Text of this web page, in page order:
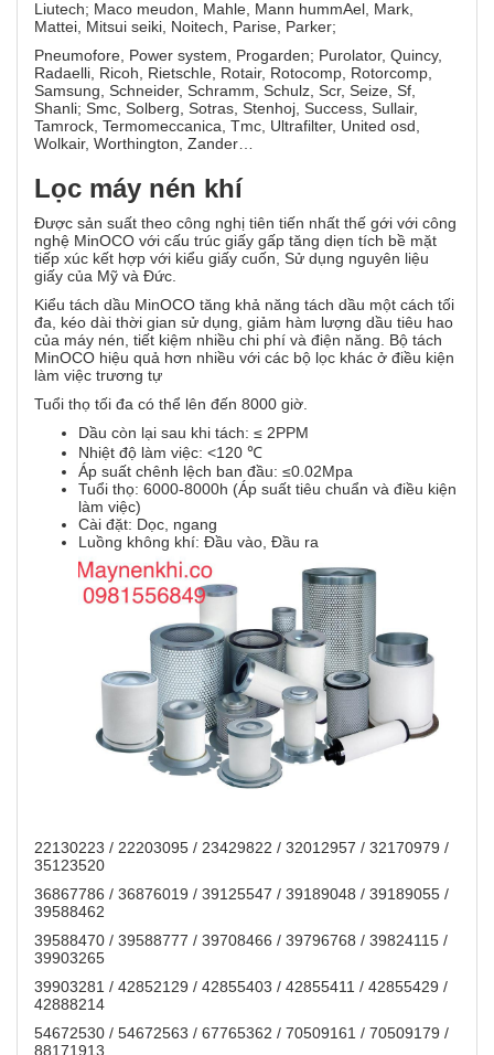
Liutech; Maco meudon, Mahle, Mann hummAel, Mark,
Mattei, Mitsui seiki, Noitech, Parise, Parker;
Pneumofore, Power system, Progarden; Purolator, Quincy,
Radaelli, Ricoh, Rietschle, Rotair, Rotocomp, Rotorcomp,
Samsung, Schneider, Schramm, Schulz, Scr, Seize, Sf,
Shanli; Smc, Solberg, Sotras, Stenhoj, Success, Sullair,
Tamrock, Termomeccanica, Tmc, Ultrafilter, United osd,
Wolkair, Worthington, Zander…
Lọc máy nén khí
Được sản suất theo công nghị tiên tiến nhất thế gới với công
nghệ MinOCO với cấu trúc giấy gấp tăng diẹn tích bề mặt
tiếp xúc kết hợp với kiểu giấy cuốn, Sử dụng nguyên liệu
giấy của Mỹ và Đức.
Kiểu tách dầu MinOCO tăng khả năng tách dầu một cách tối
đa, kéo dài thời gian sử dụng, giảm hàm lượng dầu tiêu hao
của máy nén, tiết kiệm nhiều chi phí và điện năng. Bộ tách
MinOCO hiệu quả hơn nhiều với các bộ lọc khác ở điều kiện
làm việc trương tự
Tuổi thọ tối đa có thể lên đến 8000 giờ.
Dầu còn lại sau khi tách: ≤ 2PPM
Nhiệt độ làm việc: <120 ℃
Áp suất chênh lệch ban đầu: ≤0.02Mpa
Tuổi thọ: 6000-8000h (Áp suất tiêu chuẩn và điều kiện
làm việc)
Cài đặt: Dọc, ngang
Luồng không khí: Đầu vào, Đầu ra
22130223 / 22203095 / 23429822 / 32012957 / 32170979 /
35123520
36867786 / 36876019 / 39125547 / 39189048 / 39189055 /
39588462
39588470 / 39588777 / 39708466 / 39796768 / 39824115 /
39903265
39903281 / 42852129 / 42855403 / 42855411 / 42855429 /
42888214
54672530 / 54672563 / 67765362 / 70509161 / 70509179 /
88171913